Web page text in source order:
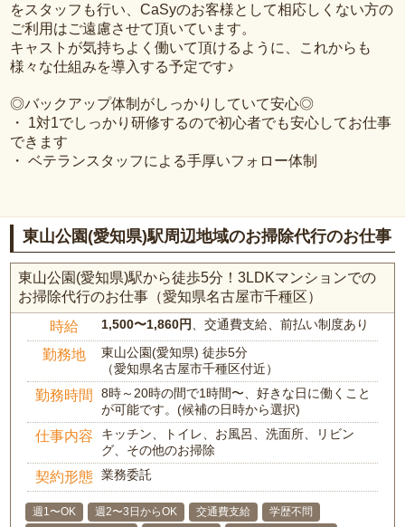
をスタッフも行い、CaSyのお客様として相応しくない方の
ご利用はご遠慮させて頂いています。
キャストが気持ちよく働いて頂けるように、これからも
様々な仕組みを導入する予定です♪
◎バックアップ体制がしっかりしていて安心◎
・ 1対1でしっかり研修するので初心者でも安心してお仕事
できます
・ ベテランスタッフによる手厚いフォロー体制
東山公園(愛知県)駅周辺地域のお掃除代行のお仕事
東山公園(愛知県)駅から徒歩5分！3LDKマンションでの
お掃除代行のお仕事（愛知県名古屋市千種区）
時給 1,500〜1,860円、交通費支給、前払い制度あり
勤務地
東山公園(愛知県) 徒歩5分
（愛知県名古屋市千種区付近）
勤務時間
8時～20時の間で1時間〜、好きな日に働くこと
が可能です。(候補の日時から選択)
仕事内容
キッチン、トイレ、お風呂、洗面所、リビン
グ、その他のお掃除
契約形態 業務委託
週1〜OK 週2〜3日からOK 交通費支給
学歴不問